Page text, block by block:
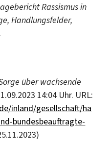
Rassismus in
Handlungsfelder,
über wachsende
14:04 Uhr. URL:
inland/gesellschaft/ha
bundesbeauftragte-